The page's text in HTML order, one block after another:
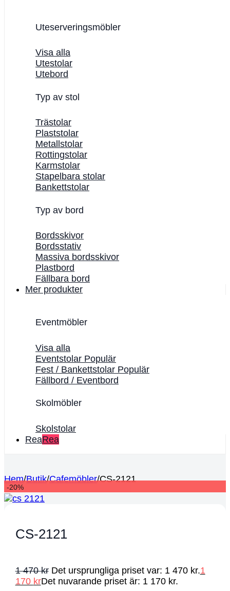
Uteserveringsmöbler
Visa alla
Utestolar
Utebord
Typ av stol
Trästolar
Plaststolar
Metallstolar
Rottingstolar
Karmstolar
Stapelbara stolar
Bankettstolar
Typ av bord
Bordsskivor
Bordsstativ
Massiva bordsskivor
Plastbord
Fällbara bord
Mer produkter
Eventmöbler
Visa alla
Eventstolar
Fest / Bankettstolar
Fällbord / Eventbord
Skolmöbler
Skolstolar
Rea
Hem/Butik/Cafemöbler/CS-2121
-20%
CS-2121
1 470kr Det ursprungliga priset var: 1 470 kr.1
170 krDet nuvarande priset är: 1 170 kr.